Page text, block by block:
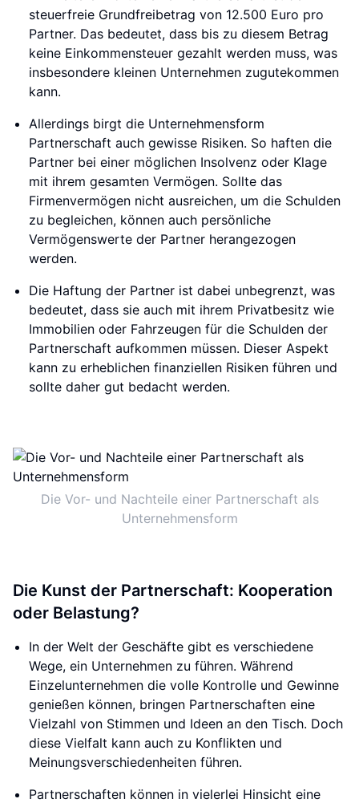
steuerfreie Grundfreibetrag von 12.500 Euro pro
Partner. Das bedeutet, dass bis zu diesem Betrag
keine Einkommensteuer gezahlt werden muss, was
insbesondere kleinen Unternehmen zugutekommen
kann.
Allerdings birgt die Unternehmensform
Partnerschaft auch gewisse Risiken. So haften die
Partner bei einer möglichen Insolvenz oder Klage
mit ihrem gesamten Vermögen. Sollte das
Firmenvermögen nicht ausreichen, um die Schulden
zu begleichen, können auch persönliche
Vermögenswerte der Partner herangezogen
werden.
Die Haftung der Partner ist dabei unbegrenzt, was
bedeutet, dass sie auch mit ihrem Privatbesitz wie
Immobilien oder Fahrzeugen für die Schulden der
Partnerschaft aufkommen müssen. Dieser Aspekt
kann zu erheblichen finanziellen Risiken führen und
sollte daher gut bedacht werden.
Die Vor- und Nachteile einer Partnerschaft als
Unternehmensform
Die Kunst der Partnerschaft: Kooperation
oder Belastung?
In der Welt der Geschäfte gibt es verschiedene
Wege, ein Unternehmen zu führen. Während
Einzelunternehmen die volle Kontrolle und Gewinne
genießen können, bringen Partnerschaften eine
Vielzahl von Stimmen und Ideen an den Tisch. Doch
diese Vielfalt kann auch zu Konflikten und
Meinungsverschiedenheiten führen.
Partnerschaften können in vielerlei Hinsicht eine